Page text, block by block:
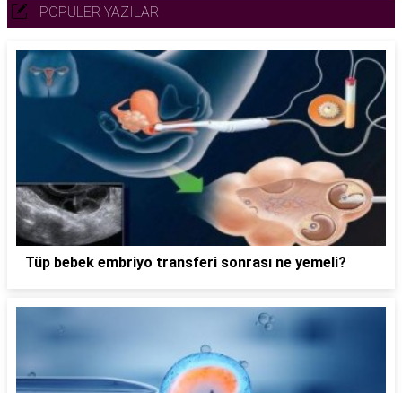
POPÜLER YAZILAR
Tüp bebek embriyo transferi sonrası ne yemeli?